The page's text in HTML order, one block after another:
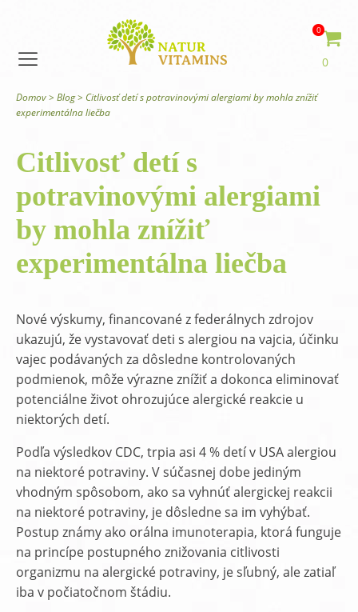
0
0
Domov> Blog> Citlivosť detí s potravinovými alergiami by mohla znížiť
experimentálna liečba
Citlivosť detí s
potravinovými alergiami
by mohla znížiť
experimentálna liečba
Nové výskumy, financované z federálnych zdrojov
ukazujú, že vystavovať deti s alergiou na vajcia, účinku
vajec podávaných za dôsledne kontrolovaných
podmienok, môže výrazne znížiť a dokonca eliminovať
potenciálne život ohrozujúce alergické reakcie u
niektorých detí.
Podľa výsledkov CDC, trpia asi 4 % detí v USA alergiou
na niektoré potraviny. V súčasnej dobe jediným
vhodným spôsobom, ako sa vyhnúť alergickej reakcii
na niektoré potraviny, je dôsledne sa im vyhýbať.
Postup známy ako orálna imunoterapia, ktorá funguje
na princípe postupného znižovania citlivosti
organizmu na alergické potraviny, je sľubný, ale zatiaľ
iba v počiatočnom štádiu.